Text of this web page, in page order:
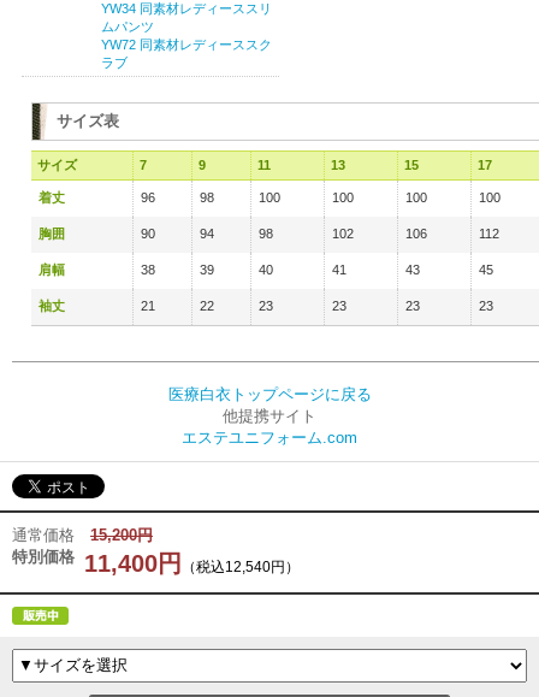
YW34 同素材レディーススリ
ムパンツ
YW72 同素材レディーススク
ラブ
サイズ表
サイズ 7 9 11 13 15 17
着丈 96 98 100 100 100 100
胸囲 90 94 98 102 106 112
肩幅 38 39 40 41 43 45
袖丈 21 22 23 23 23 23
医療白衣トップページに戻る
他提携サイト
エステユニフォーム.com
通常価格
15,200円
特別価格 11,400円 （税込12,540円）